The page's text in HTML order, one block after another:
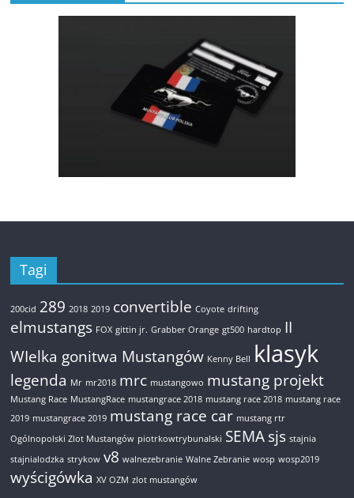
Tagi
200cid 289 2018 2019 convertible Coyote drifting
elmustangs FOX gittin jr. Grabber Orange gt500 hardtop II
WIelka gonitwa Mustangów Kenny Bell klasyk
legenda Mr mr2018 mrc mustangowo mustang projekt
Mustang Race MustangRace mustangrace 2018 mustang race 2018 mustang race
2019 mustangrace 2019 mustang race car mustang rtr
Ogólnopolski Zlot Mustangów piotrkowtrybunalski SEMAsjs stajnia
stajnialodzka strykow v8 walnezebranie Walne Zebranie wosp wosp2019
wyścigówka XV OZM zlot mustangów